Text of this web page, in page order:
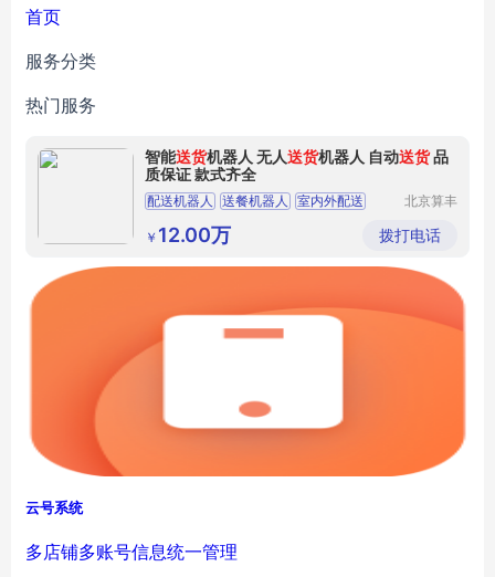
首页
服务分类
热门服务
智能送货机器人 无人送货机器人 自动送货品
质保证 款式齐全
配送机器人 送餐机器人
室内外配送
即时配送
北京算丰
有限公司
￥ 12.00万 拨打电话
云号系统
多店铺多账号信息统一管理